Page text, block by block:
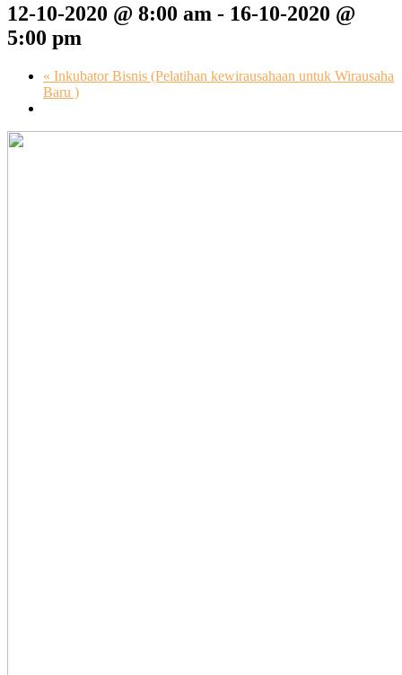
12-10-2020 @ 8:00 am - 16-10-2020 @
5:00 pm
« Inkubator Bisnis (Pelatihan kewirausahaan untuk Wirausaha
Baru )